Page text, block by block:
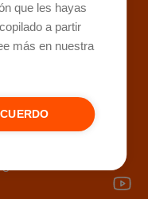
que les hayas
a partir
más en nuestra